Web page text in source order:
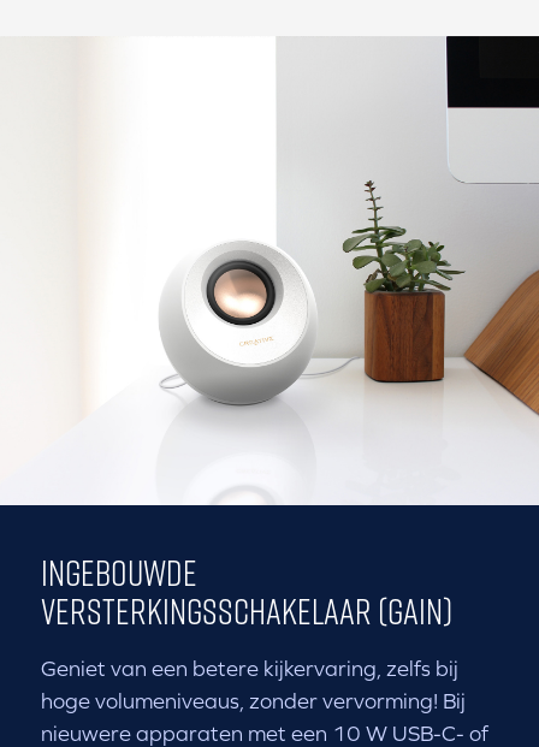
INGEBOUWDE
VERSTERKINGSSCHAKELAAR (GAIN)
Geniet van een betere kijkervaring, zelfs bij
hoge volumeniveaus, zonder vervorming! Bij
nieuwere apparaten met een 10 W USB-C- of